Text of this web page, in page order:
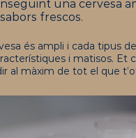
una cervesa
frescos.
és ampli i cada tipus
i matisos. Et
al màxim de tot el que